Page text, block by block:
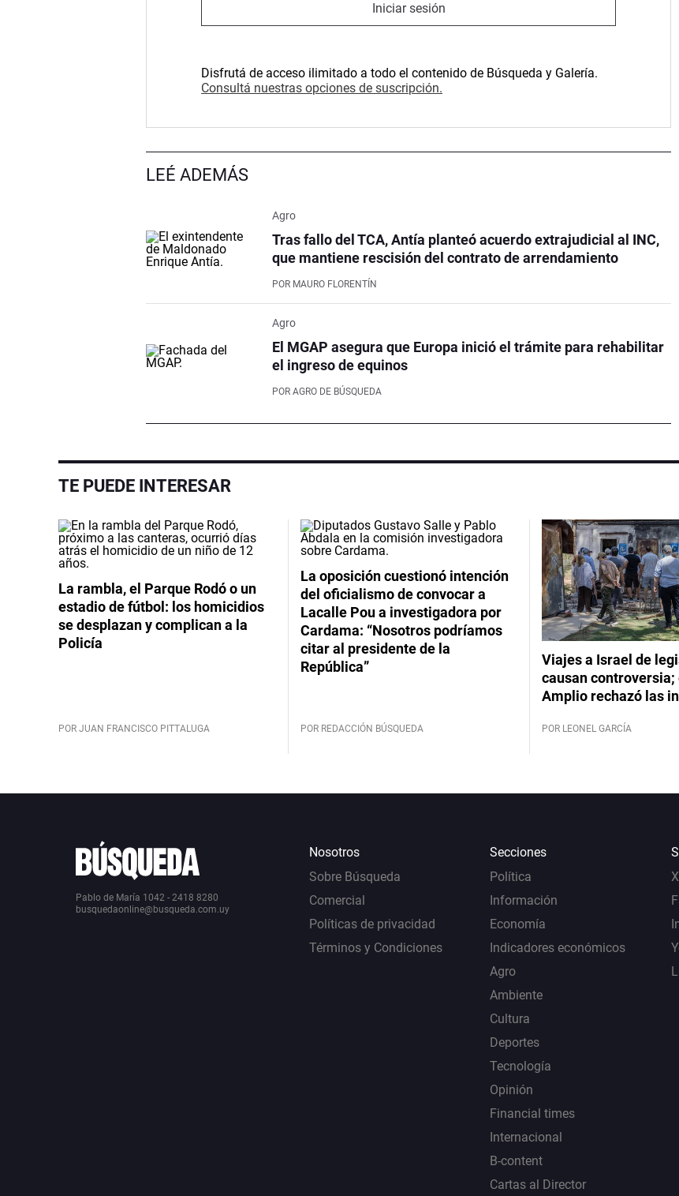
Iniciar sesión
Disfrutá de acceso ilimitado a todo el contenido de Búsqueda y Galería.
Consultá nuestras opciones de suscripción.
LEÉ ADEMÁS
Agro
Tras fallo del TCA, Antía planteó acuerdo extrajudicial al INC,
que mantiene rescisión del contrato de arrendamiento
POR MAURO FLORENTÍN
Agro
El MGAP asegura que Europa inició el trámite para rehabilitar
el ingreso de equinos
POR AGRO DE BÚSQUEDA
TE PUEDE INTERESAR
La rambla, el Parque Rodó o un
estadio de fútbol: los homicidios
se desplazan y complican a la
Policía
POR JUAN FRANCISCO PITTALUGA
La oposición cuestionó intención
del oficialismo de convocar a
Lacalle Pou a investigadora por
Cardama: “Nosotros podríamos
citar al presidente de la
República”
POR REDACCIÓN BÚSQUEDA
Viajes a Israel de
causan controversia;
Amplio rechazó las
POR LEONEL GARCÍA
Pablo de María 1042 - 2418 8280
busquedaonline@busqueda.com.uy
Nosotros
Sobre Búsqueda
Comercial
Políticas de privacidad
Términos y Condiciones
Secciones
Política
Información
Economía
Indicadores económicos
Agro
Ambiente
Cultura
Deportes
Tecnología
Opinión
Financial times
Internacional
B-content
Cartas al Director
X